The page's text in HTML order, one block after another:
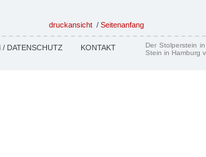
druckansicht / Seitenanfang
/ DATENSCHUTZ KONTAKT
Der Stolperstein
Stein in Hamburg